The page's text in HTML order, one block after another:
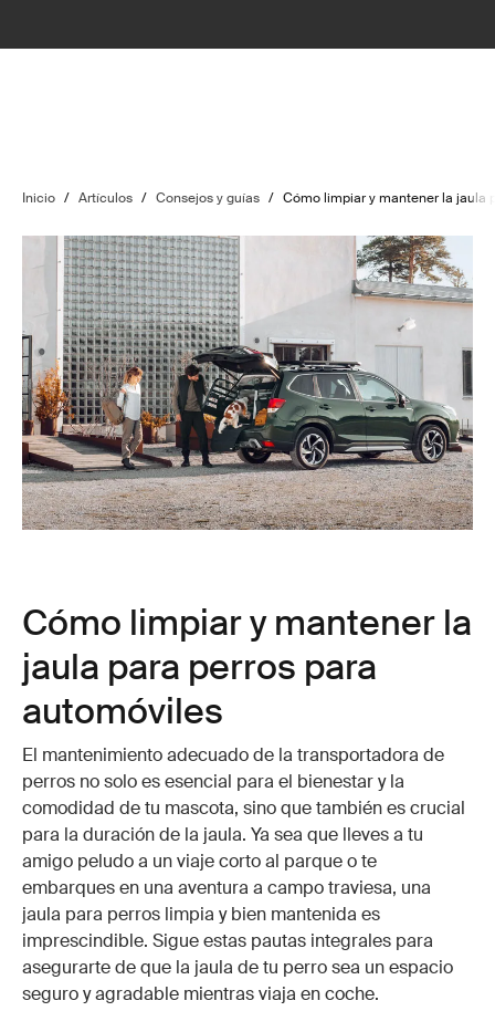
Inicio / Artículos / Consejos y guías / Cómo limpiar y mantener la jaula
Cómo limpiar y mantener la
jaula para perros para
automóviles
El mantenimiento adecuado de la transportadora de
perros no solo es esencial para el bienestar y la
comodidad de tu mascota, sino que también es crucial
para la duración de la jaula. Ya sea que lleves a tu
amigo peludo a un viaje corto al parque o te
embarques en una aventura a campo traviesa, una
jaula para perros limpia y bien mantenida es
imprescindible. Sigue estas pautas integrales para
asegurarte de que la jaula de tu perro sea un espacio
seguro y agradable mientras viaja en coche.